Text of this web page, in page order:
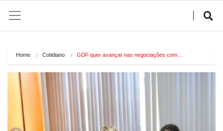
Home Cotidiano GDF quer avançar nas negociações com…